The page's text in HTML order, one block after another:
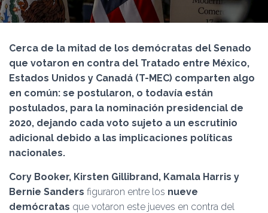
A
C
Ó
Cerca de la mitad de los demócratas del Senado
que votaron en contra del Tratado entre México,
Estados Unidos y Canadá (T-MEC) comparten algo
en común: se postularon, o todavía están
postulados, para la nominación presidencial de
2020, dejando cada voto sujeto a un escrutinio
adicional debido a las implicaciones políticas
nacionales.
Cory Booker, Kirsten Gillibrand, Kamala Harris y
Bernie Sanders figuraron entre los nueve
demócratas que votaron este jueves en contra del